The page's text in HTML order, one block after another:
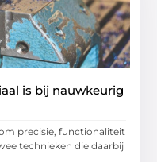
is bij nauwkeurig
precisie, functionaliteit
technieken die daarbij